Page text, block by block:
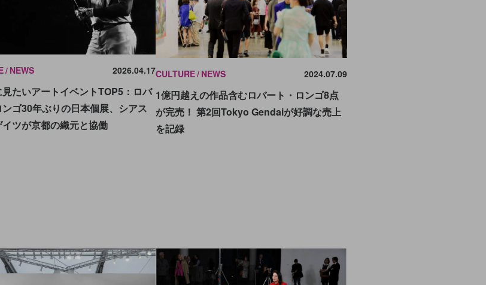
NEWS 2026.04.17
たいアートイベントTOP5：ロバ
ゴ30年ぶりの日本個展、シアス
イツが京都の織元と協働
CULTURE NEWS 2024.07.09
1億円越えの作品含むロバート・ロンゴ8点
が完売！ 第2回Tokyo Gendaiが好調な売上
を記録